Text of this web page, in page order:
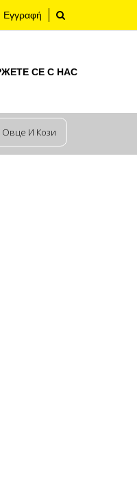
Εγγραφή
СЕ С НАС
И Кози